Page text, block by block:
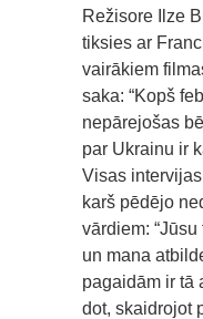
Režisore Ilze
tiksies ar
vairākiem
saka: “Kopš
nepārejošas
par Ukrainu ir
Visas
karš pēdējo
vārdiem:
un mana
pagaidām ir tā
dot, skaidrojot